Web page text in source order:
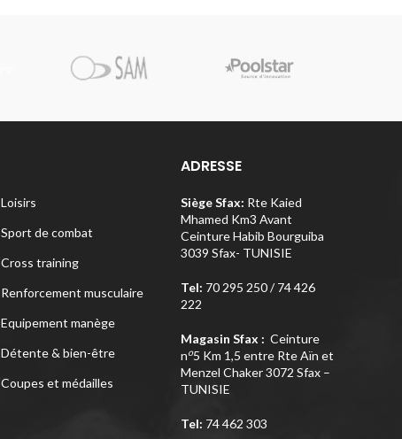
Loisirs
Sport de combat
Cross training
Renforcement musculaire
Equipement manège
Détente & bien-être
Coupes et médailles
ADRESSE
Siège Sfax: Rte Kaied
Mhamed Km3 Avant
Ceinture Habib Bourguiba
3039 Sfax- TUNISIE
Tel: 70 295 250 / 74 426
222
Magasin Sfax : Ceinture
no5 Km 1,5 entre Rte Aïn et
Menzel Chaker 3072 Sfax –
TUNISIE
Tel: 74 462 303